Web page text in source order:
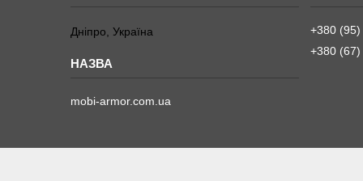
Дніпро, Україна
mobi-armor.com.ua
+380
+380